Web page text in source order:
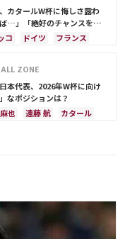
カタールW杯に悔しさ露わ
ば…」「絶好のチャンスを逃
コ ドイツ
フランス
律 ZONE
本代表、2026年W杯に向け
なポジションは？
也 遠藤 航
カタール
保 建英
鎌田 大地